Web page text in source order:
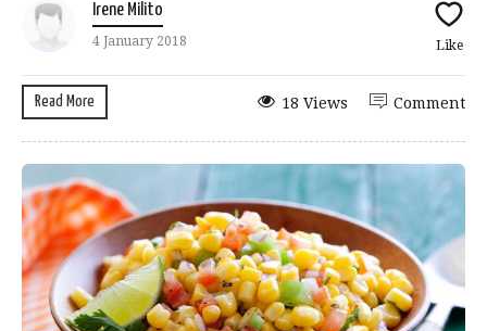
Irene Milito
4 January 2018 Like
Read More Comment
18 Views